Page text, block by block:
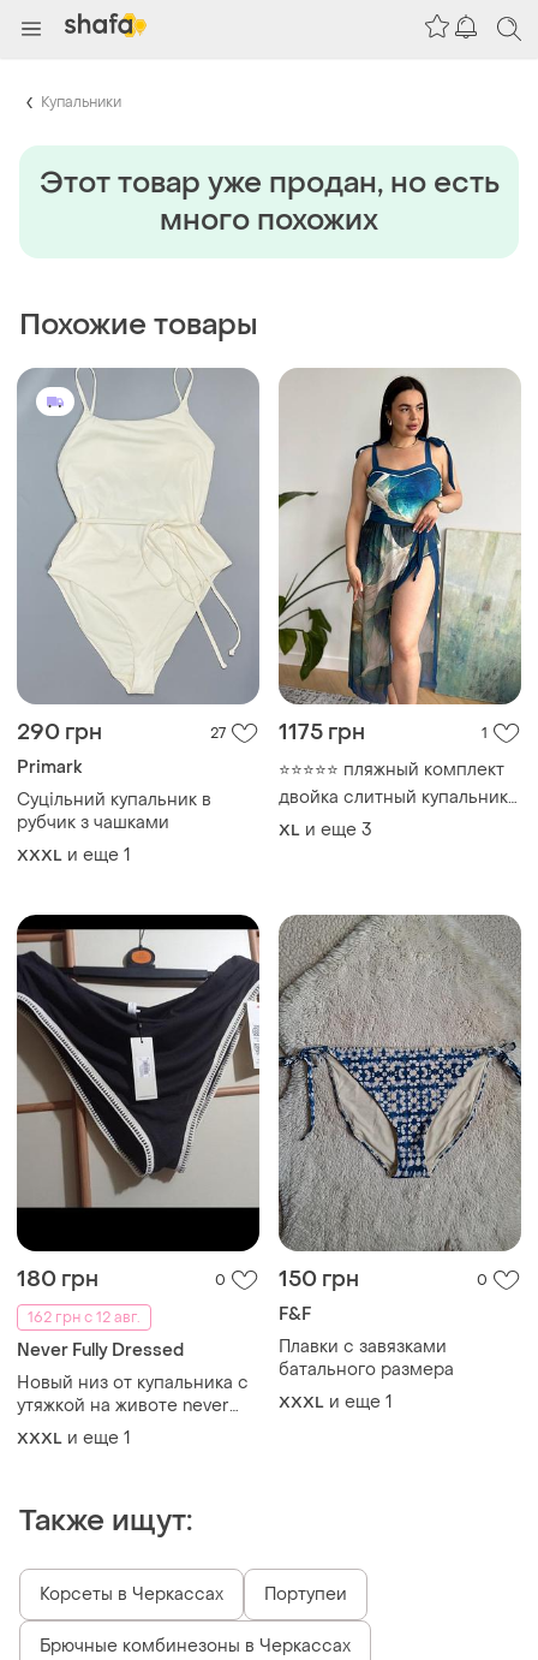
Купальники
Этот товар уже продан, но есть
много похожих
Похожие товары
290 грн 27
Primark
Суцільний купальник в
рубчик з чашками
XXXL и еще 1
1175 грн 1
⭐⭐⭐⭐⭐ пляжный комплект
двойка слитный купальник
с парео большой размер
батал plus size 🌊 sw3701
XL и еще 3
180 грн
0
162 грн с 12 авг.
Never Fully Dressed
Новый низ от купальника с
утяжкой на животе never
fully dressed. замеры:
пот-52(73) см, высота-41
XXXL и еще 1
150 грн 0
F&F
Плавки с завязками
батального размера
XXXL и еще 1
Также ищут:
Корсеты в Черкассах Портупеи
Брючные комбинезоны в Черкассах